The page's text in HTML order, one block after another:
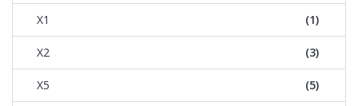
X1 (1)
X2 (3)
X5 (5)